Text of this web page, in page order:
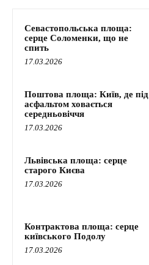
Севастопольська площа:
серце Соломенки, що не
спить
17.03.2026
Поштова площа: Київ, де під
асфальтом ховається
середньовіччя
17.03.2026
Львівська площа: серце
старого Києва
17.03.2026
Контрактова площа: серце
київського Подолу
17.03.2026